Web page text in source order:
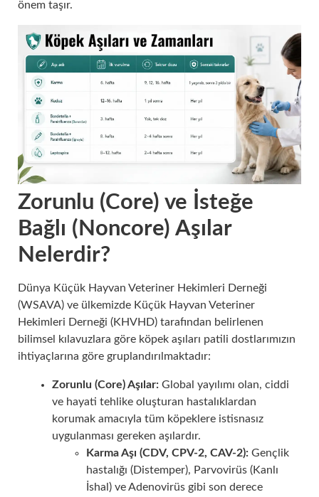
önem taşır.
Zorunlu (Core) ve İsteğe
Bağlı (Noncore) Aşılar
Nelerdir?
Dünya Küçük Hayvan Veteriner Hekimleri Derneği
(WSAVA) ve ülkemizde Küçük Hayvan Veteriner
Hekimleri Derneği (KHVHD) tarafından belirlenen
bilimsel kılavuzlara göre köpek aşıları patili dostlarımızın
ihtiyaçlarına göre gruplandırılmaktadır:
Zorunlu (Core) Aşılar: Global yayılımı olan, ciddi
ve hayati tehlike oluşturan hastalıklardan
korumak amacıyla tüm köpeklere istisnasız
uygulanması gereken aşılardır.
Karma Aşı (CDV, CPV-2, CAV-2): Gençlik
hastalığı (Distemper), Parvovirüs (Kanlı
İshal) ve Adenovirüs gibi son derece